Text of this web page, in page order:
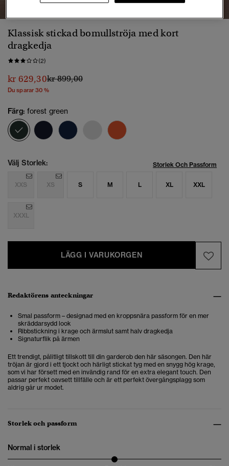
Klassisk stickad bomullströja med kort
dragkedja
(2)
kr 629,30Pris reducerat från
kr 899,00till
Du sparar 30 %
Färg: forest green
vald
Välj Storlek: Storlek Och Passform
XXS XS S M L XL XXL
XXXL
LÄGG I VARUKORGEN
Redaktörens anteckningar
Smal passform – designad med en kroppsnära passform för en mer
skräddarsydd look
Ribbstickning i krage och ärmslut samt halv dragkedja
Signaturflik på ärmen
Ett trendigt, pålitligt tillskott till din garderob den här säsongen. Den här
tröjan är gjord i ett tjockt och härligt stickat tyg med en snygg hög krage,
som vi har försett med en invändig rand för en extra elegant touch. Den
passar perfekt oavsett tillfälle och är ett perfekt övergångsplagg som
aldrig går ur modet.
Storlek och passform
Normal i storlek